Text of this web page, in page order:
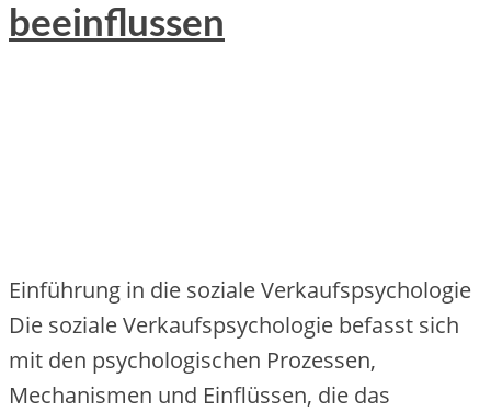
beeinflussen
Einführung in die soziale Verkaufspsychologie
Die soziale Verkaufspsychologie befasst sich
mit den psychologischen Prozessen,
Mechanismen und Einflüssen, die das